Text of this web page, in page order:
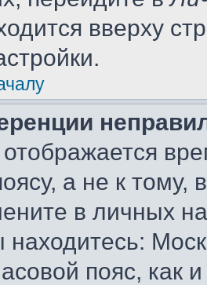
вверху
а не к тому,
в личных
находитесь:
пояс, как